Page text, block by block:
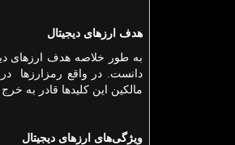
هدف ارزهای دیجیتال
به طور خلاصه هدف ارزهای
دانست. در واقع رمزارزها در
مالکین این کلیدها قادر به
ویژگی‌های ارزهای دیجیتال